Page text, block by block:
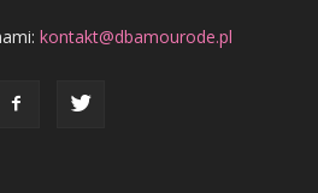
kontakt@dbamourode.pl